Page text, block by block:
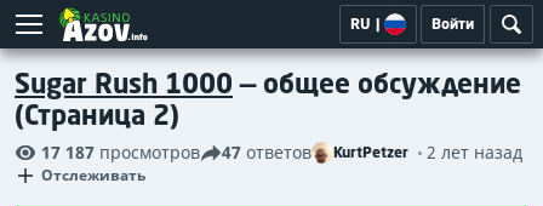
RU | Войти
Sugar Rush 1000 — общее обсуждение
(Страница 2)
17 187 просмотров 47 ответов KurtPetzer 2 лет назад
Отслеживать